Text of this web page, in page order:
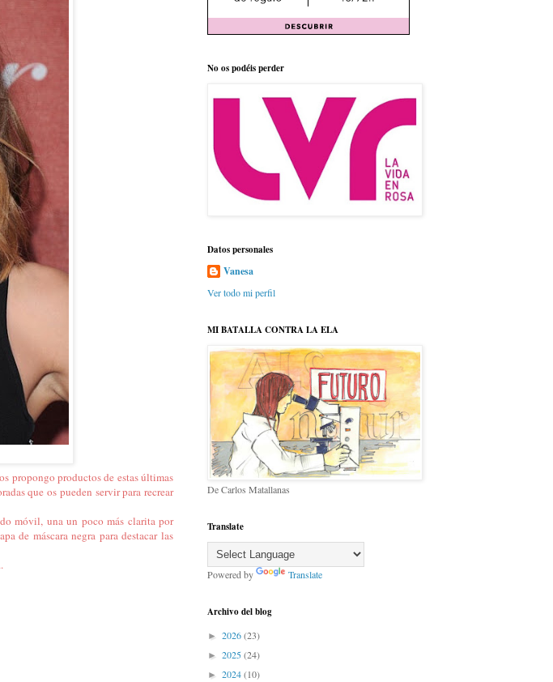
propongo productos de estas últimas
que os pueden servir para recrear
móvil, una un poco más clarita por
de máscara negra para destacar las
No os podéis perder
Datos personales
Vanesa
Ver todo mi perfil
MI BATALLA CONTRA LA ELA
De Carlos Matallanas
Translate
Powered by Translate
Archivo del blog
► 2026(23)
► 2025(24)
► 2024(10)